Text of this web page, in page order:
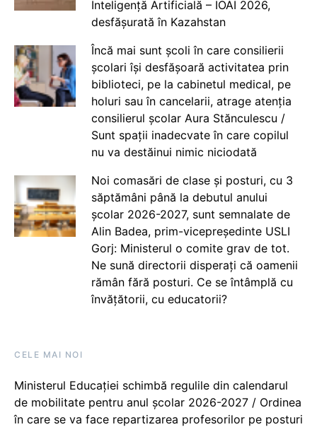
Inteligență Artificială – IOAI 2026,
desfășurată în Kazahstan
Încă mai sunt școli în care consilierii
școlari își desfășoară activitatea prin
biblioteci, pe la cabinetul medical, pe
holuri sau în cancelarii, atrage atenția
consilierul școlar Aura Stănculescu /
Sunt spații inadecvate în care copilul
nu va destăinui nimic niciodată
Noi comasări de clase și posturi, cu 3
săptămâni până la debutul anului
școlar 2026-2027, sunt semnalate de
Alin Badea, prim-vicepreședinte USLI
Gorj: Ministerul o comite grav de tot.
Ne sună directorii disperați că oamenii
rămân fără posturi. Ce se întâmplă cu
învățătorii, cu educatorii?
CELE MAI NOI
Ministerul Educației schimbă regulile din calendarul
de mobilitate pentru anul școlar 2026-2027 / Ordinea
în care se va face repartizarea profesorilor pe posturi